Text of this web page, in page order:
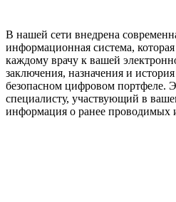
В нашей сети внедрена
информационная система,
каждому врачу к вашей
заключения, назначения и
безопасном цифровом портфеле.
специалисту, участвующий в
информация о ранее проводимых